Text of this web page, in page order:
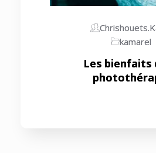
kamarel
Les bienfaits